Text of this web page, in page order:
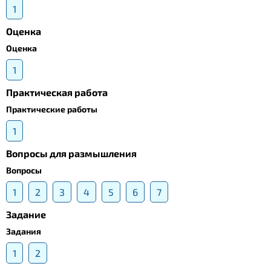
1
Оценка
Оценка
1
Практическая работа
Практические работы
1
Вопросы для размышления
Вопросы
1 2 3 4 5 6
7
Задание
Задания
1
2